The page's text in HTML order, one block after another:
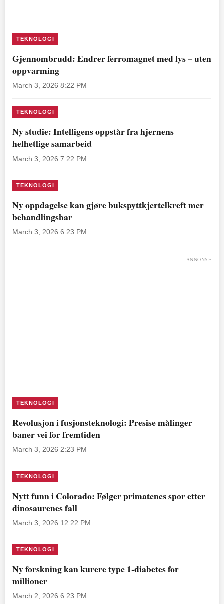
TEKNOLOGI
Gjennombrudd: Endrer ferromagnet med lys – uten
oppvarming
March 3, 2026 8:22 PM
TEKNOLOGI
Ny studie: Intelligens oppstår fra hjernens
helhetlige samarbeid
March 3, 2026 7:22 PM
TEKNOLOGI
Ny oppdagelse kan gjøre bukspyttkjertelkreft mer
behandlingsbar
March 3, 2026 6:23 PM
ANNONSE
TEKNOLOGI
Revolusjon i fusjonsteknologi: Presise målinger
baner vei for fremtiden
March 3, 2026 2:23 PM
TEKNOLOGI
Nytt funn i Colorado: Følger primatenes spor etter
dinosaurenes fall
March 3, 2026 12:22 PM
TEKNOLOGI
Ny forskning kan kurere type 1-diabetes for
millioner
March 2, 2026 6:23 PM